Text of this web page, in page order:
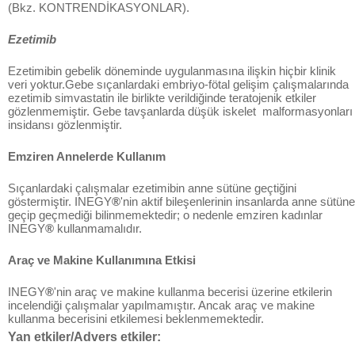
(Bkz. KONTRENDİKASYONLAR).
Ezetimib
Ezetimibin gebelik döneminde uygulanmasına ilişkin hiçbir klinik
veri yoktur.Gebe sıçanlardaki embriyo-fötal gelişim çalışmalarında
ezetimib simvastatin ile birlikte verildiğinde teratojenik etkiler
gözlenmemiştir. Gebe tavşanlarda düşük iskelet malformasyonları
insidansı gözlenmiştir.
Emziren Annelerde Kullanım
Sıçanlardaki çalışmalar ezetimibin anne sütüne geçtiğini
göstermiştir. INEGY®'nin aktif bileşenlerinin insanlarda anne sütüne
geçip geçmediği bilinmemektedir; o nedenle emziren kadınlar
INEGY® kullanmamalıdır.
Araç ve Makine Kullanımına Etkisi
INEGY®'nin araç ve makine kullanma becerisi üzerine etkilerin
incelendiği çalışmalar yapılmamıştır. Ancak araç ve makine
kullanma becerisini etkilemesi beklenmemektedir.
Yan etkiler/Advers etkiler: